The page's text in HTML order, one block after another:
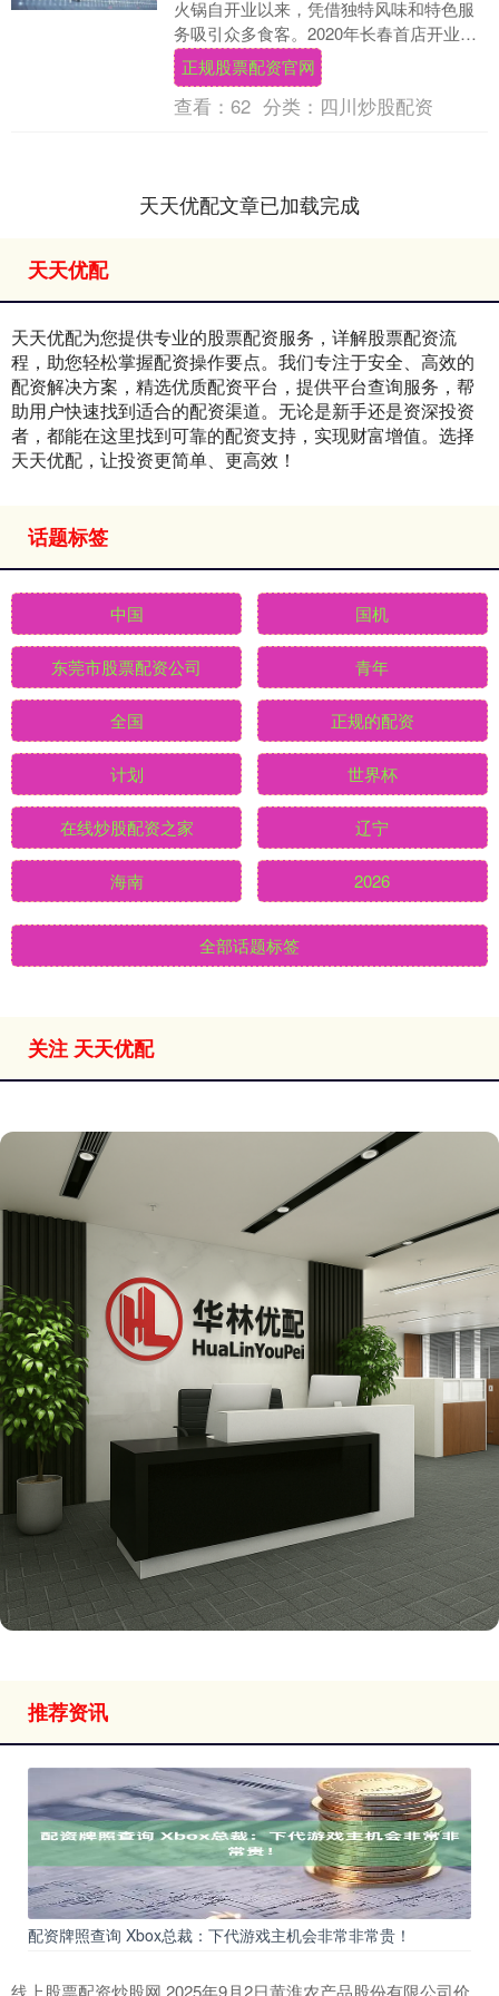
火锅自开业以来，凭借独特风味和特色服
务吸引众多食客。2020年长春首店开业，
以“硬核锅底 + 实在规矩”积累人气；
2025....
正规股票配资官网
查看： 62 分类： 四川炒股配资
天天优配文章已加载完成
天天优配
天天优配为您提供专业的股票配资服务，详解股票配资流
程，助您轻松掌握配资操作要点。我们专注于安全、高效的
配资解决方案，精选优质配资平台，提供平台查询服务，帮
助用户快速找到适合的配资渠道。无论是新手还是资深投资
者，都能在这里找到可靠的配资支持，实现财富增值。选择
天天优配，让投资更简单、更高效！
话题标签
中国 国机
东莞市股票配资公司 青年
全国 正规的配资
计划 世界杯
在线炒股配资之家 辽宁
海南 2026
全部话题标签
关注 天天优配
推荐资讯
配资牌照查询 Xbox总裁：下代游戏主机会非常非常贵！